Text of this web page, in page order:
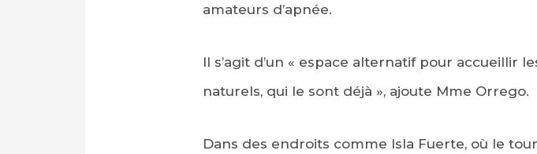
amateurs d’apnée.
Il s’agit d’un « espace alternatif pour accueillir
naturels, qui le sont déjà », ajoute Mme Orrego.
Dans des endroits comme Isla Fuerte, où le